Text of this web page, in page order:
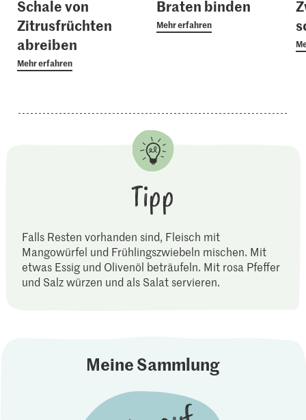
Schale von
Zitrusfrüchten
abreiben
Mehr erfahren
Braten binden
Mehr erfahren
Tipp
Falls Resten vorhanden sind, Fleisch mit
Mangowürfel und Frühlingszwiebeln mischen. Mit
etwas Essig und Olivenöl beträufeln. Mit rosa Pfeffer
und Salz würzen und als Salat servieren.
Meine Sammlung